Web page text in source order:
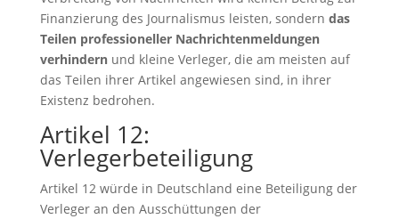
Finanzierung des Journalismus leisten, sondern das
Teilen professioneller Nachrichtenmeldungen
verhindernund kleine Verleger, die am meisten auf
das Teilen ihrer Artikel angewiesen sind, in ihrer
Existenz bedrohen.
Artikel 12:
Verlegerbeteiligung
Artikel 12 würde in Deutschland eine Beteiligung der
Verleger an den Ausschüttungen der